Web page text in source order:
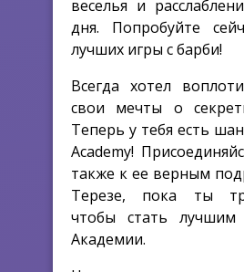
веселья и
дня. Попробуйте
лучших игры с барби!
Всегда хотел
свои мечты о
Теперь у тебя есть
Academy!
также к ее верным
Терезе, пока ты
чтобы стать
Академии.